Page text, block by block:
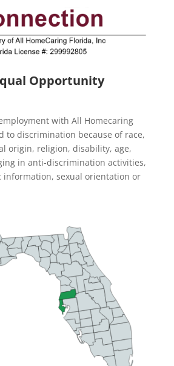
Opportunity
with All Homecaring
to discrimination because of race,
origin, religion, disability, age,
in anti-discrimination activities,
information, sexual orientation or